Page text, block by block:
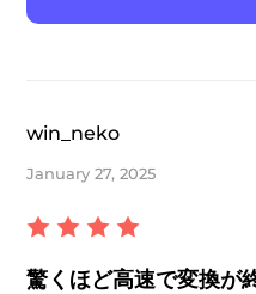
Free Photo
win_neko
January 27, 2025
驚くほど高速で変換が